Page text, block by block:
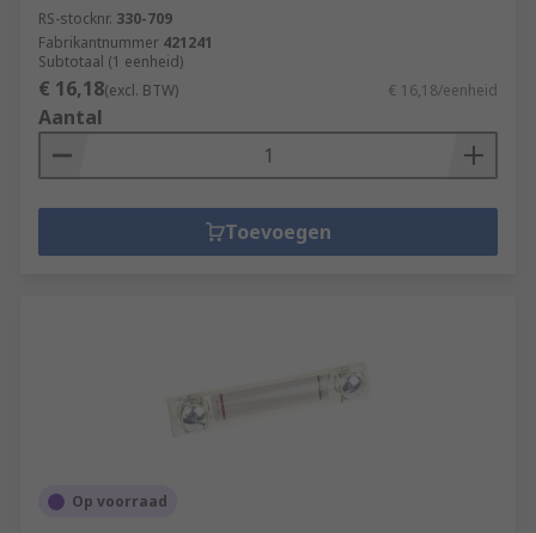
RS-stocknr. 330-709
Fabrikantnummer 421241
Subtotaal (1 eenheid)
€ 16,18(excl. BTW) € 16,18/eenheid
Aantal
Toevoegen
Op voorraad